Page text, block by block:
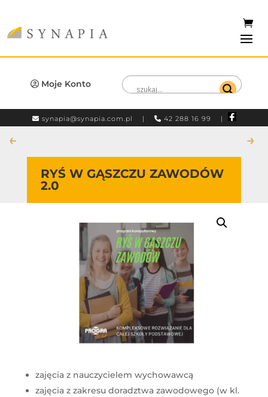
Moje Konto
synapia@synapia.com.pl | 42 288 16 99 |
← →
RYŚ W GĄSZCZU ZAWODÓW
2.0
zajęcia z nauczycielem wychowawcą
zajęcia z zakresu doradztwa zawodowego (w kl.